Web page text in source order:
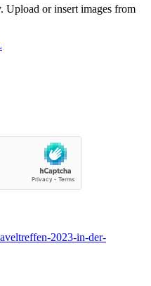
Upload or insert images from
2023-in-der-